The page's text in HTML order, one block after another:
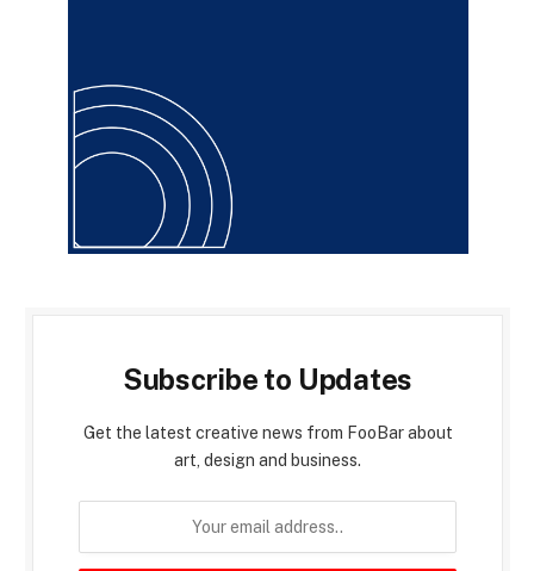
Subscribe to Updates
Get the latest creative news from FooBar about
art, design and business.